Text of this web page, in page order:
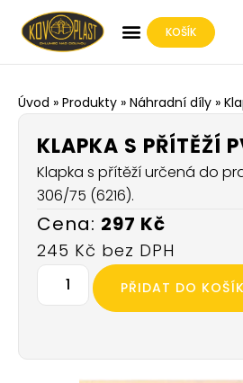
KOŠÍK
Úvod » Produkty » Náhradní díly »
KLAPKA S PŘÍTĚŽÍ
Klapka s přítěží určená do
306/75 (6216).
297 Kč
245 Kč
PŘIDAT DO